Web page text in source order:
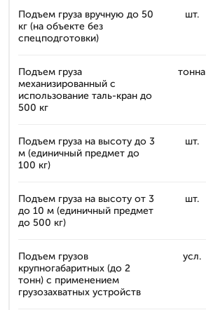
Подъем груза вручную до 50
кг (на объекте без
спецподготовки)
шт.
Подъем груза
механизированный с
использование таль-кран до
500 кг
тонна
Подъем груза на высоту до 3
м (единичный предмет до
100 кг)
шт.
Подъем груза на высоту от 3
до 10 м (единичный предмет
до 500 кг)
шт.
Подъем грузов
крупногабаритных (до 2
тонн) с применением
грузозахватных устройств
усл.